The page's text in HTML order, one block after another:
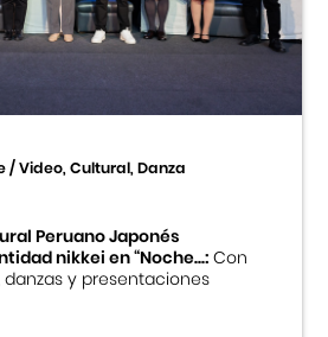
Japonesa
Japonés
/ Video, Cultural, Danza
Peruano Japonés
nikkei en “Noche...:Con
danzas y presentaciones